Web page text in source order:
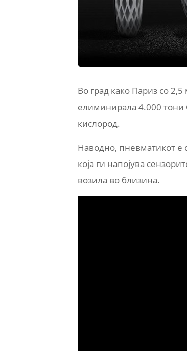
Во град како Париз со
елиминирала 4.000
кислород.
Наводно, пневматикот е
која ги напојува
возила во близина.